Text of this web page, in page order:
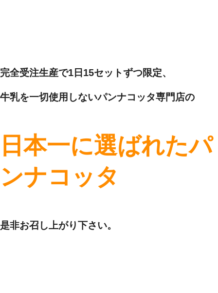
完全受注生産で1日15セットずつ限定、
牛乳を一切使用しないパンナコッタ専門店の
日本一に選ばれたパ
ンナコッタ
是非お召し上がり下さい。